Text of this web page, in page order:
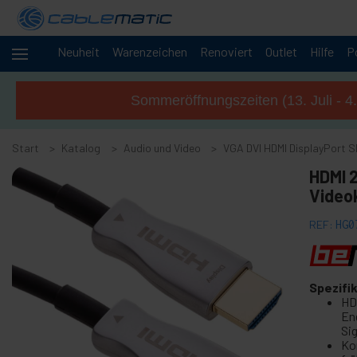
Neuheit Warenzeichen Renoviert Outlet Hilfe
Kabel und
+
Racks
Servern
und
Video
Zubehör von audio und Video
GoPro Zubehör
Wireless Audio-Tour
CCTV Zubehör und camera
+
Projektionsleinwand
+
Sommeröffnungszeiten (13. Juli -
Start Katalog Audio und Video VGA DVI HDMI DisplayPort
HDMI
REF: